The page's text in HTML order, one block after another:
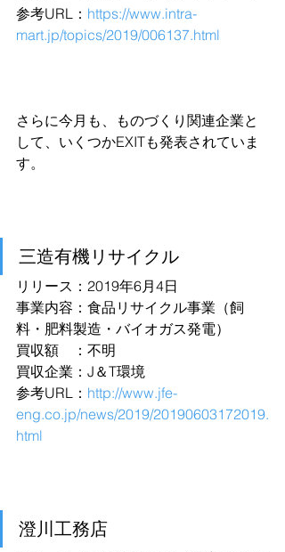
参考URL： https://www.intra-
mart.jp/topics/2019/006137.html
さらに今月も、ものづくり関連企業と
して、いくつかEXITも発表されていま
す。
三造有機リサイクル
リリース：2019年6月4日
事業内容：食品リサイクル事業（飼
料・肥料製造・バイオガス発電）
買収額　：不明
買収企業：J＆T環境
参考URL： http://www.jfe-
eng.co.jp/news/2019/20190603172019.
html
澄川工務店